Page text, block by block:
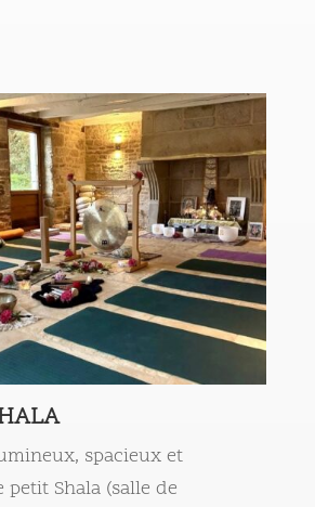
spacieux et
Shala (salle de